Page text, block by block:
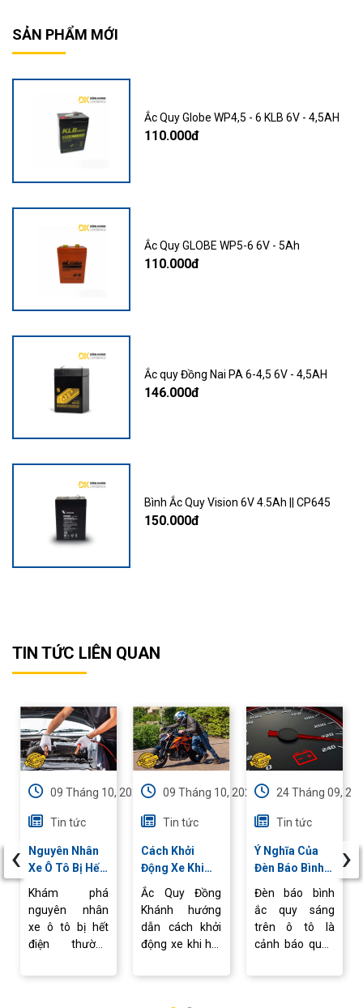
SẢN PHẨM MỚI
Ắc Quy Globe WP4,5 - 6 KLB 6V - 4,5AH
110.000đ
Ắc Quy GLOBE WP5-6 6V - 5Ah
110.000đ
Ắc quy Đồng Nai PA 6-4,5 6V - 4,5AH
146.000đ
Bình Ắc Quy Vision 6V 4.5Ah || CP645
150.000đ
TIN TỨC LIÊN QUAN
09 Tháng 10, 2025
Tin tức
Nguyên Nhân
Xe Ô Tô Bị Hết
Điện Thường
Khám phá
nguyên nhân
xe ô tô bị hết
điện thường
lý nhanh chóng,
09 Tháng 10, 2025
Tin tức
Cách Khởi
Động Xe Khi
Hết Bình
Nhanh Chóng
Và An Toàn
Ắc Quy Đồng
Khánh hướng
dẫn cách khởi
động xe khi hết
tại nhà, giúp
24 Tháng 09,
Tin tức
Ý Nghĩa Của
Đèn Báo Bình
Ắc Quy Sáng &
Cách Xử Lý
Hiệu Quả
Đèn báo bình
ắc quy sáng
trên ô tô là
cảnh báo quan
thống sạc. Tìm
‹ ›